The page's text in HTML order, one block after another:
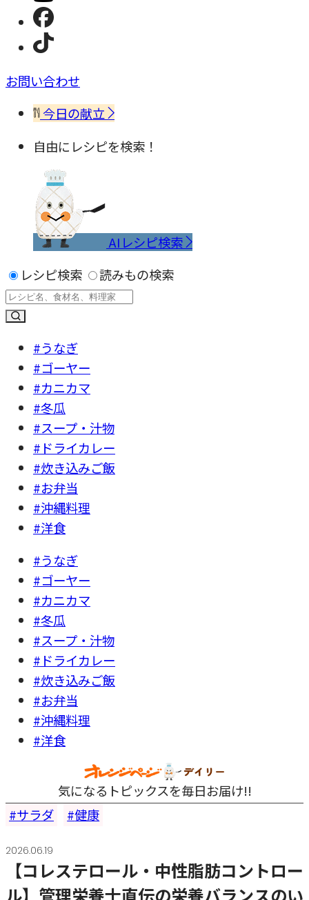
お問い合わせ
今日の献立
自由にレシピを検索！
AIレシピ検索
レシピ検索
読みもの検索
#うなぎ
#ゴーヤー
#カニカマ
#冬瓜
#スープ・汁物
#ドライカレー
#炊き込みご飯
#お弁当
#沖縄料理
#洋食
#うなぎ
#ゴーヤー
#カニカマ
#冬瓜
#スープ・汁物
#ドライカレー
#炊き込みご飯
#お弁当
#沖縄料理
#洋食
気になるトピックスを毎日お届け!!
サラダ
健康
2026.06.19
【コレステロール・中性脂肪コントロー
ル】管理栄養士直伝の栄養バランスのい